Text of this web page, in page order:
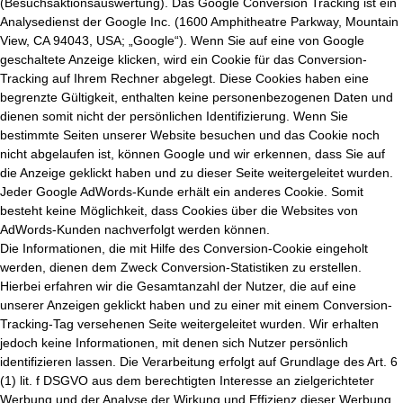
Analysedienst der Google Inc. (1600 Amphitheatre Parkway, Mountain
View, CA 94043, USA; „Google“). Wenn Sie auf eine von Google
geschaltete Anzeige klicken, wird ein Cookie für das Conversion-
Tracking auf Ihrem Rechner abgelegt. Diese Cookies haben eine
begrenzte Gültigkeit, enthalten keine personenbezogenen Daten und
dienen somit nicht der persönlichen Identifizierung. Wenn Sie
bestimmte Seiten unserer Website besuchen und das Cookie noch
nicht abgelaufen ist, können Google und wir erkennen, dass Sie auf
die Anzeige geklickt haben und zu dieser Seite weitergeleitet wurden.
Jeder Google AdWords-Kunde erhält ein anderes Cookie. Somit
besteht keine Möglichkeit, dass Cookies über die Websites von
AdWords-Kunden nachverfolgt werden können.
Die Informationen, die mit Hilfe des Conversion-Cookie eingeholt
werden, dienen dem Zweck Conversion-Statistiken zu erstellen.
Hierbei erfahren wir die Gesamtanzahl der Nutzer, die auf eine
unserer Anzeigen geklickt haben und zu einer mit einem Conversion-
Tracking-Tag versehenen Seite weitergeleitet wurden. Wir erhalten
jedoch keine Informationen, mit denen sich Nutzer persönlich
identifizieren lassen. Die Verarbeitung erfolgt auf Grundlage des Art. 6
(1) lit. f DSGVO aus dem berechtigten Interesse an zielgerichteter
Werbung und der Analyse der Wirkung und Effizienz dieser Werbung.